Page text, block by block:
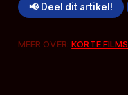
📢 Deel dit artikel!
MEER OVER:KORTE FILMS